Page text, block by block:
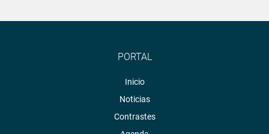
PORTAL
Inicio
Noticias
Contrastes